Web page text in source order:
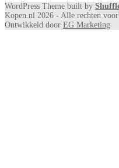
WordPress Theme built by
Kopen.nl 2026 - Alle rechten
Ontwikkeld door EG Marketing